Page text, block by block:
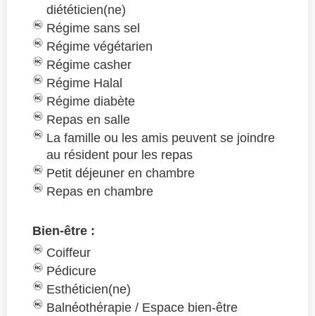
diététicien(ne)
Régime sans sel
Régime végétarien
Régime casher
Régime Halal
Régime diabète
Repas en salle
La famille ou les amis peuvent se joindre
au résident pour les repas
Petit déjeuner en chambre
Repas en chambre
Bien-être :
Coiffeur
Pédicure
Esthéticien(ne)
Balnéothérapie / Espace bien-être